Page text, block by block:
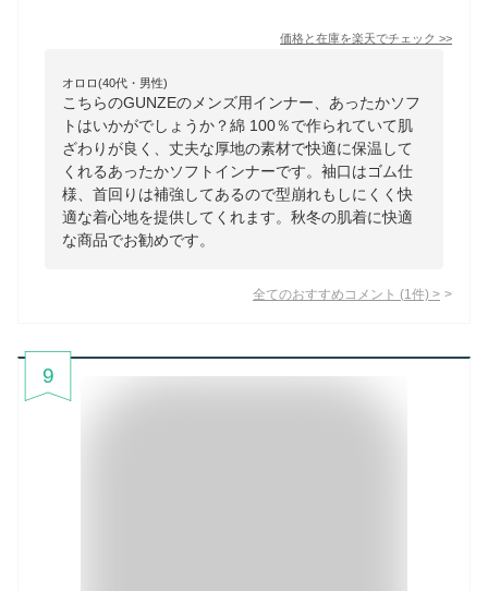
価格と在庫を楽天でチェック >>
オロロ(40代・男性)
こちらのGUNZEのメンズ用インナー、あったかソフ
トはいかがでしょうか？綿 100％で作られていて肌
ざわりが良く、丈夫な厚地の素材で快適に保温して
くれるあったかソフトインナーです。袖口はゴム仕
様、首回りは補強してあるので型崩れもしにくく快
適な着心地を提供してくれます。秋冬の肌着に快適
な商品でお勧めです。
全てのおすすめコメント (1 件) >
9